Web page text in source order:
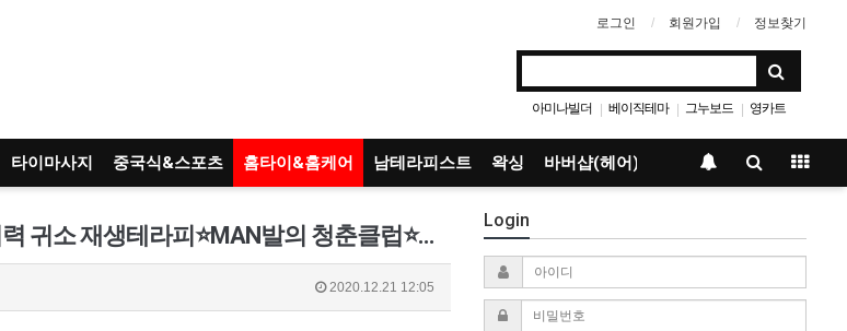
로그인 회원가입 정보찾기
아미나빌더 | 베이직테마 | 그누보드 | 영카트
타이마사지 중국식&스포츠 홈타이&홈케어 남테라피스트 왁싱 바버샵(헤어)
강서홈케어_휴먼서희 ⭐️희망치유 프로젝트⭐️정기&amp;기력 귀소 재생테라피⭐️MAN발의 청춘클럽⭐️레전드 서희1인샵…
2020.12.21 12:05
Login